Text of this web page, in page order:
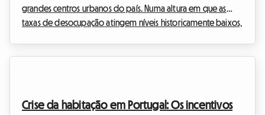
grandes centros urbanos do país. Numa altura em que as
taxas de desocupação atingem níveis historicamente baixos,
esta prática transforma uma restrição nacional nu...
Crise da habitação em Portugal: Os incentivos